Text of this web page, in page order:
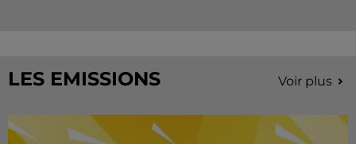
LES EMISSIONS Voir plus